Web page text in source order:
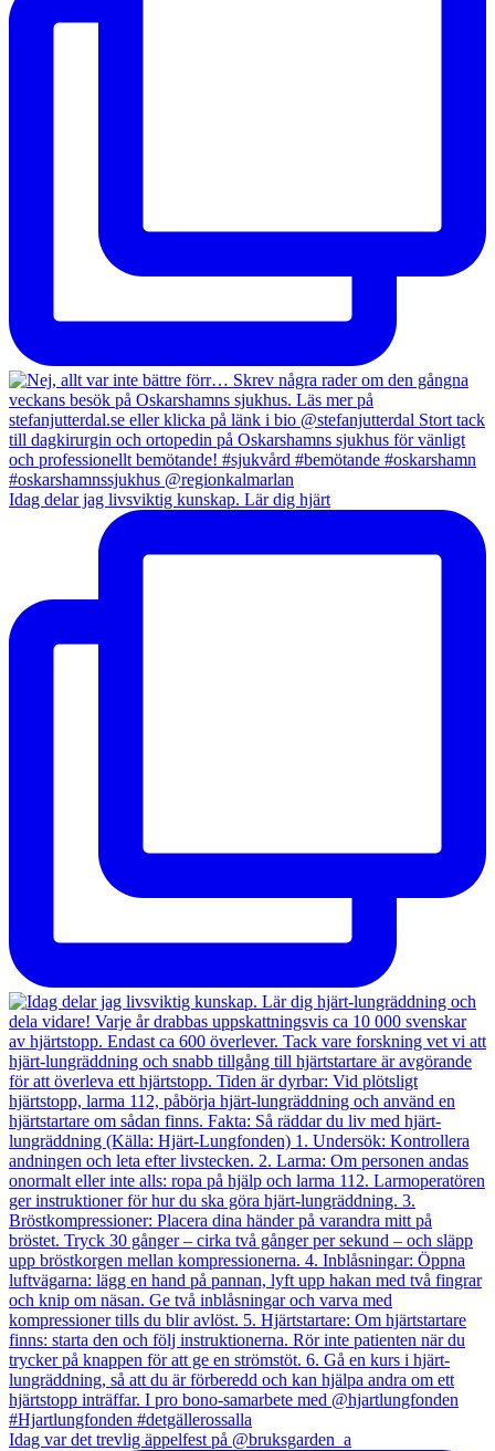
Idag delar jag livsviktig kunskap. Lär dig hjärt
Idag var det trevlig äppelfest på @bruksgarden_a